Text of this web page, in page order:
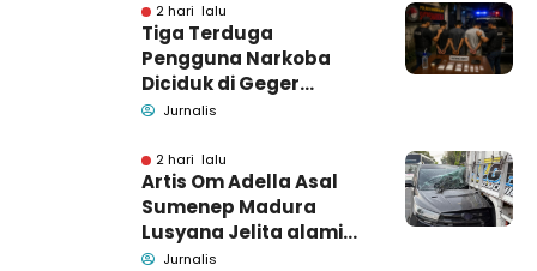
2 hari lalu
Tiga Terduga
Pengguna Narkoba
Diciduk di Geger
Bangkalan, Polisi Masih
Barang Bukti
Jurnalis
2 hari lalu
Artis Om Adella Asal
Sumenep Madura
Lusyana Jelita alami
kecelakaan di Wonogiri
Jurnalis